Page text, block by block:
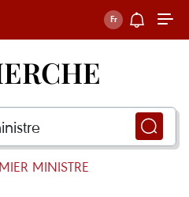
MINISTRE